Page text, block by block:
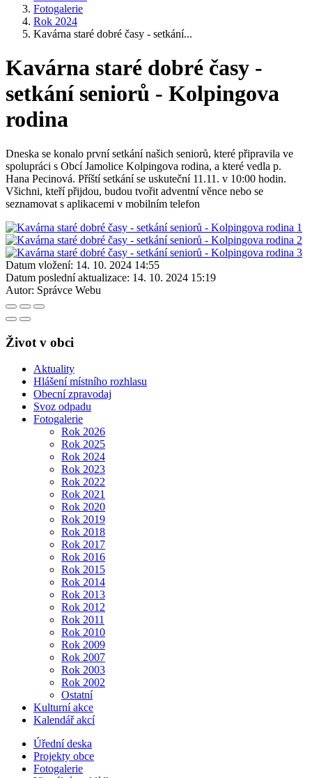
Fotogalerie
Rok 2024
Kavárna staré dobré časy - setkání...
Kavárna staré dobré časy -
setkání seniorů - Kolpingova
rodina
Dneska se konalo první setkání našich seniorů, které připravila ve
spolupráci s Obcí Jamolice Kolpingova rodina, a které vedla p.
Hana Pecinová. Příští setkání se uskuteční 11.11. v 10:00 hodin.
Všichni, kteří přijdou, budou tvořit adventní věnce nebo se
seznamovat s aplikacemi v mobilním telefon
Datum vložení: 14. 10. 2024 14:55
Datum poslední aktualizace: 14. 10. 2024 15:19
Autor: Správce Webu
Život v obci
Aktuality
Hlášení místního rozhlasu
Obecní zpravodaj
Svoz odpadu
Fotogalerie
Rok 2026
Rok 2025
Rok 2024
Rok 2023
Rok 2022
Rok 2021
Rok 2020
Rok 2019
Rok 2018
Rok 2017
Rok 2016
Rok 2015
Rok 2014
Rok 2013
Rok 2012
Rok 2011
Rok 2010
Rok 2009
Rok 2007
Rok 2003
Rok 2002
Ostatní
Kulturní akce
Kalendář akcí
Úřední deska
Projekty obce
Fotogalerie